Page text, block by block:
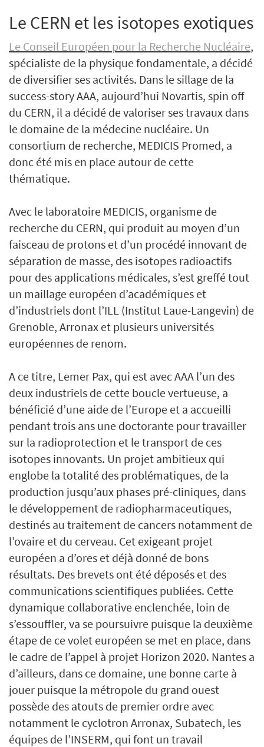
Le CERN et les isotopes exotiques
Le Conseil Européen pour la Recherche Nucléaire,
spécialiste de la physique fondamentale, a décidé
de diversifier ses activités. Dans le sillage de la
success-story AAA, aujourd’hui Novartis, spin off
du CERN, il a décidé de valoriser ses travaux dans
le domaine de la médecine nucléaire. Un
consortium de recherche, MEDICIS Promed, a
donc été mis en place autour de cette
thématique.
Avec le laboratoire MEDICIS, organisme de
recherche du CERN, qui produit au moyen d’un
faisceau de protons et d’un procédé innovant de
séparation de masse, des isotopes radioactifs
pour des applications médicales, s’est greffé tout
un maillage européen d’académiques et
d’industriels dont l’ILL (Institut Laue-Langevin) de
Grenoble, Arronax et plusieurs universités
européennes de renom.
A ce titre, Lemer Pax, qui est avec AAA l’un des
deux industriels de cette boucle vertueuse, a
bénéficié d’une aide de l’Europe et a accueilli
pendant trois ans une doctorante pour travailler
sur la radioprotection et le transport de ces
isotopes innovants. Un projet ambitieux qui
englobe la totalité des problématiques, de la
production jusqu’aux phases pré-cliniques, dans
le développement de radiopharmaceutiques,
destinés au traitement de cancers notamment de
l’ovaire et du cerveau. Cet exigeant projet
européen a d’ores et déjà donné de bons
résultats. Des brevets ont été déposés et des
communications scientifiques publiées. Cette
dynamique collaborative enclenchée, loin de
s’essouffler, va se poursuivre puisque la deuxième
étape de ce volet européen se met en place, dans
le cadre de l’appel à projet Horizon 2020. Nantes a
d’ailleurs, dans ce domaine, une bonne carte à
jouer puisque la métropole du grand ouest
possède des atouts de premier ordre avec
notamment le cyclotron Arronax, Subatech, les
équipes de l’INSERM, qui font un travail